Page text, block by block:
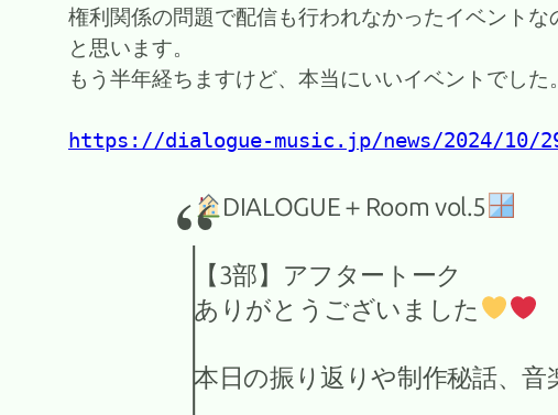
権利関係の問題で配信も行われなかったイベント
と思います。
もう半年経ちますけど、本当にいいイベントでした。
https://dialogue-music.jp/news/2024/10/
DIALOGUE＋Room vol.5
【3部】アフタートーク
ありがとうございました
本日の振り返りや制作秘話、